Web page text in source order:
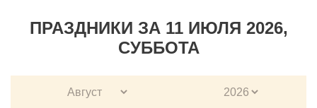
ПРАЗДНИКИ ЗА 11 ИЮЛЯ 2026,
СУББОТА